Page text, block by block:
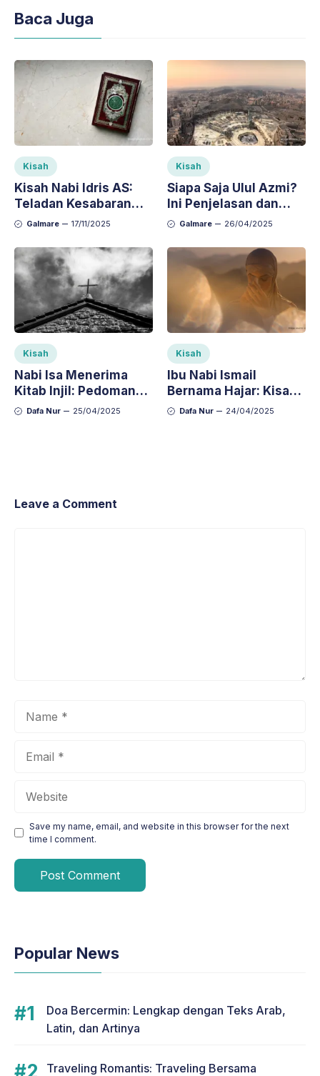
Baca Juga
Kisah
Kisah Nabi Idris AS:
Teladan Kesabaran
dan Kecintaan pada
Galmare 17/11/2025
Kisah
Siapa Saja Ulul Azmi?
Ini Penjelasan dan
Kisah Teladannya
Galmare 26/04/2025
Kisah
Nabi Isa Menerima
Kitab Injil: Pedoman
Hidup dan Keimanan
Dafa Nur 25/04/2025
Kisah
Ibu Nabi Ismail
Bernama Hajar: Kisah
Perempuan Mulia
Dafa Nur 24/04/2025
Leave a Comment
Save my name, email, and website in this browser for the next
time I comment.
Popular News
Doa Bercermin: Lengkap dengan Teks Arab,
Latin, dan Artinya
Traveling Romantis: Traveling Bersama